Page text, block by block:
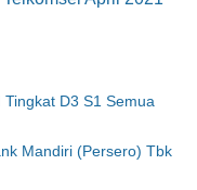
D3 S1 Semua
Mandiri (Persero) Tbk